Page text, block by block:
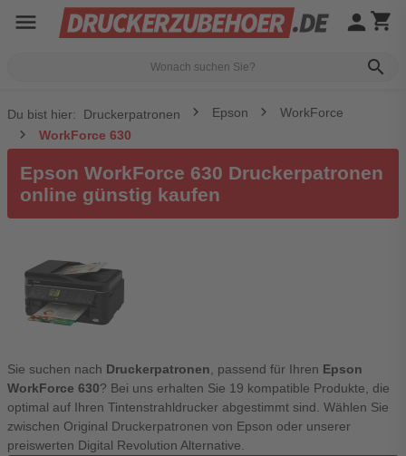
menu
search
person shopping_cart
Du bist hier: Druckerpatronen Epson
WorkForce
WorkForce 630
Epson WorkForce 630 Druckerpatronen
online günstig kaufen
Sie suchen nach Druckerpatronen, passend für Ihren Epson
WorkForce 630? Bei uns erhalten Sie 19 kompatible Produkte, die
optimal auf Ihren Tintenstrahldrucker abgestimmt sind. Wählen Sie
zwischen Original Druckerpatronen von Epson oder unserer
preiswerten Digital Revolution Alternative.